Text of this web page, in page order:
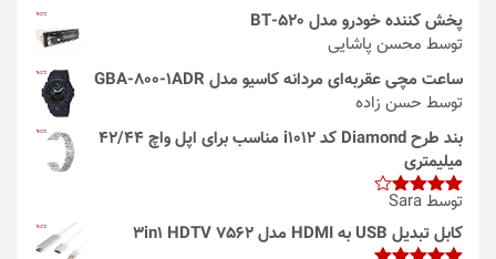
پخش کننده خودرو مدل 520-BT
توسط محسن پاشایی
ساعت مچی عقربه‌ای مردانه کاسیو مدل GBA-800-1ADR
توسط حسن زاده
بند طرح Diamond کد i1012 مناسب برای اپل واچ 42/44
میلیمتری
امتیاز4
از 5
توسط Sara
کابل تبدیل USB به HDMI مدل 3in1 HDTV 7562